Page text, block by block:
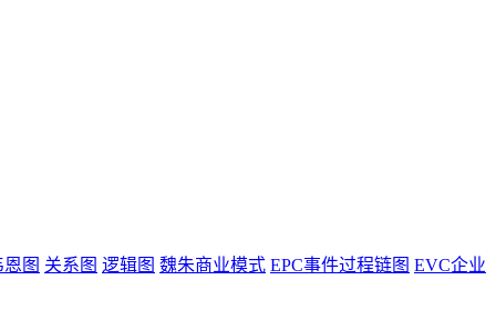
恩图 关系图 逻辑图 魏朱商业模式 EPC事件过程链图 EVC企业